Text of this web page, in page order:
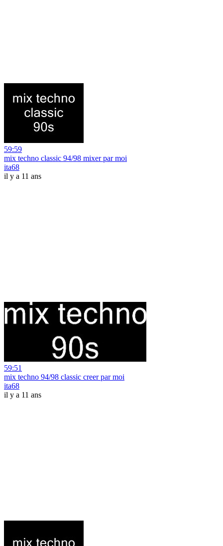
59:59
mix techno classic 94/98 mixer par moi
ita68
il y a 11 ans
59:51
mix techno 94/98 classic creer par moi
ita68
il y a 11 ans